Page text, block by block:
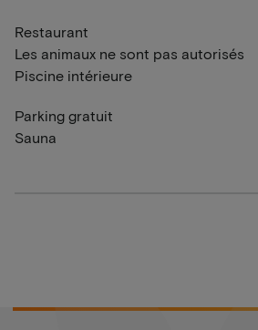
Restaurant
Les animaux ne sont pas autorisés
Piscine intérieure
Parking gratuit
Sauna